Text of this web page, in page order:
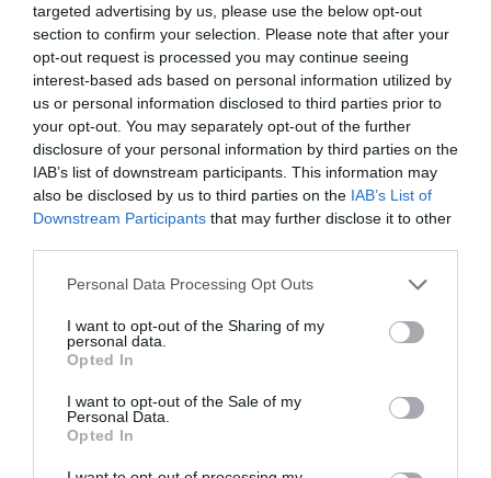
targeted advertising by us, please use the below opt-out
section to confirm your selection. Please note that after your
opt-out request is processed you may continue seeing
interest-based ads based on personal information utilized by
us or personal information disclosed to third parties prior to
your opt-out. You may separately opt-out of the further
disclosure of your personal information by third parties on the
IAB’s list of downstream participants. This information may
also be disclosed by us to third parties on the IAB’s List of
Downstream Participants that may further disclose it to other
Personal Data Processing Opt Outs
I want to opt-out of the Sharing of my
personal data.
Opted In
I want to opt-out of the Sale of my
Personal Data.
Opted In
Delta est décédée,
dimanche 22 février
2015 à Ouagadougou. Hospitalisée une première fois
à l’hôpital Yalagado Ouédraogo, Safoura Delta avait été
libérée de l’hôpital et était en rééducation à la maison,
avant d’y retourner, suite à une dégradation de son
état de santé. Dimanche 22 février, vers midi, elle est
décédée. Celle que le monde de la musique pleure
est la sœur cadette d’Idak Bassavé, artiste
Issue d’une famille de musiciens célèbres au milieu
des années 80, Safoura Delta à commencé très tôt sa
dans carrière au sein l’orchestre familial, aux côtés de
son père et de sa mère, aujourd’hui disparus. Son